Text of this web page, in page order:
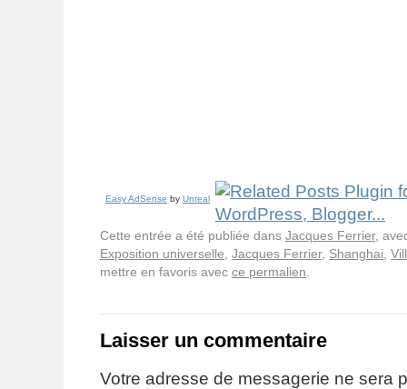
Easy AdSense by Unreal
Cette entrée a été publiée dans Jacques Ferrier,
Exposition universelle Jacques Ferrier, Shanghai
mettre en favoris avec ce permalien
Laisser un commentaire
Votre adresse de messagerie ne sera